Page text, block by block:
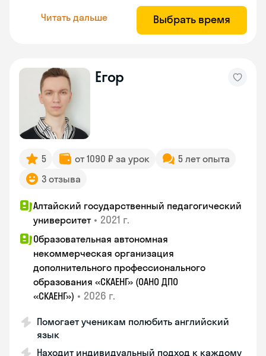
Читать дальше Выбрать время
Егор
5 от 1090 ₽ за урок
5 лет опыта
3 отзыва
Алтайский государственный педагогический
университет • 2021 г.
Образовательная автономная
некоммерческая организация
дополнительного профессионального
образования «СКАЕНГ» (ОАНО ДПО
«СКАЕНГ») • 2026 г.
Помогает ученикам полюбить английский
язык
Находит индивидуальный подход к каждому